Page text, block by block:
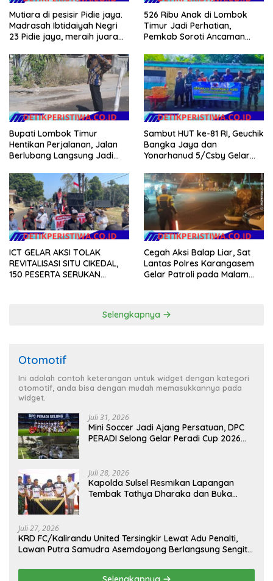
Mutiara di pesisir Pidie jaya.
Madrasah Ibtidaiyah Negri
23 Pidie jaya, meraih juara
526 Ribu Anak di Lombok
Timur Jadi Perhatian,
Pemkab Soroti Ancaman
Pernikahan Dini
Bupati Lombok Timur
Hentikan Perjalanan, Jalan
Berlubang Langsung Jadi
Sambut HUT ke-81 RI, Geuchik
Bangka Jaya dan
Yonarhanud 5/Csby Gelar
Gerakan Indonesia Asri
ICT GELAR AKSI TOLAK
REVITALISASI SITU CIKEDAL,
150 PESERTA SERUKAN
Cegah Aksi Balap Liar, Sat
Lantas Polres Karangasem
Gelar Patroli pada Malam
Selengkapnya
Otomotif
Ini adalah contoh keterangan untuk widget dengan kategori
otomotif, anda bisa dengan mudah memasukkannya pada
widget.
Juli 31, 2026
Mini Soccer Jadi Ajang Persatuan, DPC
PERADI Selong Gelar Peradi Cup 2026
Juli 28, 2026
Kapolda Sulsel Resmikan Lapangan
Tembak Tathya Dharaka dan Buka
Juli 27, 2026
KRD FC/Kalirandu United Tersingkir Lewat Adu Penalti,
Lawan Putra Samudra Asemdoyong Berlangsung Sengit